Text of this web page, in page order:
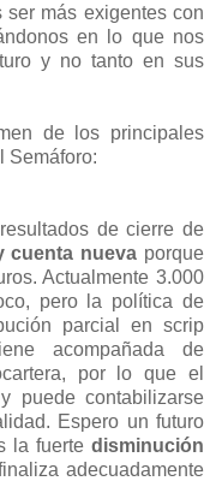
ser más exigentes con
en lo que nos
y no tanto en sus
de los principales
Semáforo:
de cierre de
cuenta nueva porque
Actualmente 3.000
pero la política de
parcial en scrip
acompañada de
por lo que el
puede contabilizarse
Espero un futuro
la fuerte disminución
adecuadamente